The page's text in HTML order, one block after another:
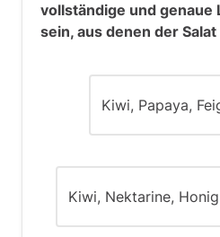
Die einzig wahre
Sänger schlank sind.
vollständige und genaue
sein, aus denen der
Kiwi, Papaya,
Kiwi, Nektarine,